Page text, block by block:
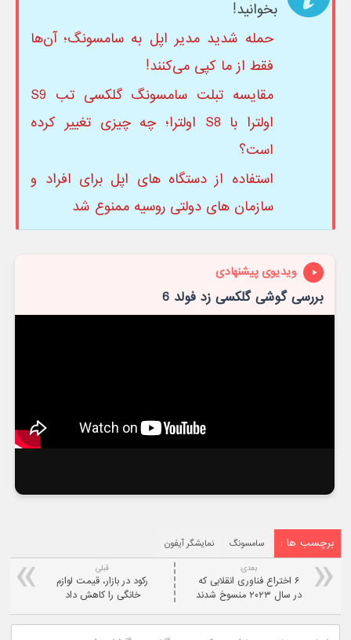
بخوانید!
حمله شدید مدیر اپل به سامسونگ؛ آن‌ها
فقط از ما کپی می‌کنند!
مقایسه تبلت سامسونگ گلکسی تب S9
اولترا با S8 اولترا؛ چه چیزی تغییر کرده
است؟
استفاده از دستگاه های اپل برای افراد و
سازمان های دولتی روسیه ممنوع شد
ویدیوی پیشنهادی
بررسی گوشی گلکسی زد فولد 6
برچسب ها : سامسونگ نمایشگر آیفون
قبلی
رکود در بازار، قیمت لوازم
خانگی را کاهش داد
بعدی:
۶ اختراع فناوری انقلابی که
در سال ۲۰۲۳ منسوخ شدند